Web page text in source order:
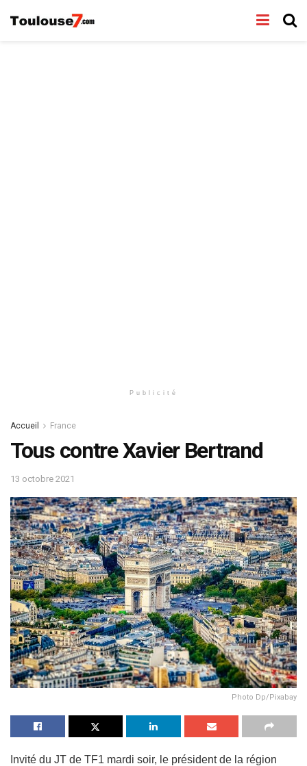
Publicité
Accueil France
Tous contre Xavier Bertrand
13 octobre 2021
Photo Dp/Pixabay
Invité du JT de TF1 mardi soir, le président de la région